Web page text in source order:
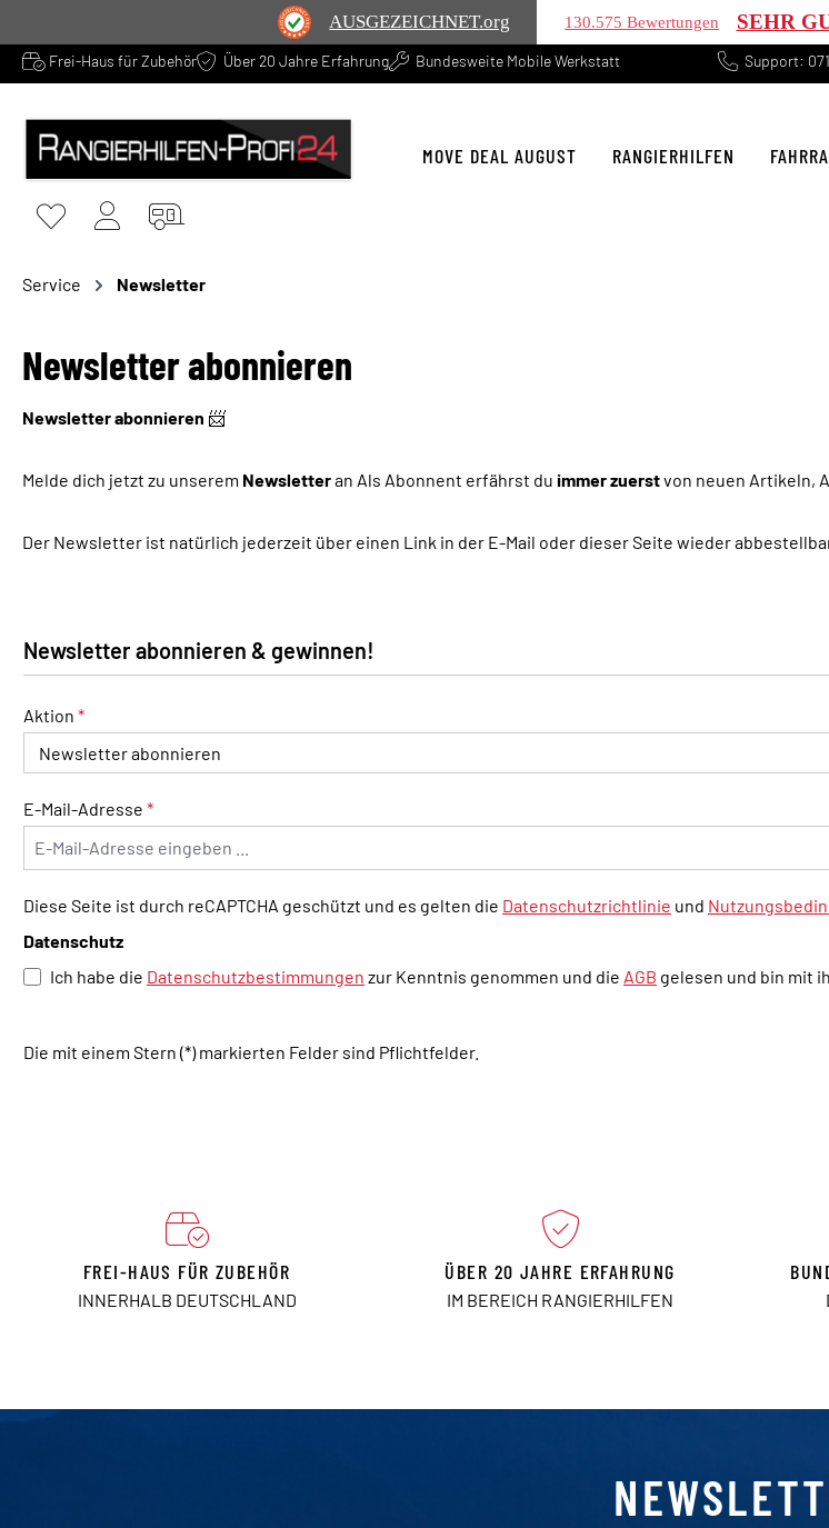
AUSGEZEICHNET.org 130.575 Bewertungen SEHR
Zur Hauptnavigation springen
Frei-Haus für Zubehör Über 20 Jahre Erfahrung Bundesweite Mobile Werkstatt Support:
MOVE DEAL AUGUST RANGIERHILFEN
Service Newsletter
Newsletter abonnieren
Newsletter abonnieren 📨
Melde dich jetzt zu unserem Newsletteran Als Abonnent erfährst du immer zuerstvon neuen Artikeln,
Der Newsletter ist natürlich jederzeit über einen Link in der E-Mail oder dieser Seite wieder
Newsletter abonnieren & gewinnen!
Aktion *
E-Mail-Adresse *
Diese Seite ist durch reCAPTCHA geschützt und es gelten die Datenschutzrichtlinie und
Datenschutz
Ich habe die Datenschutzbestimmungen zur Kenntnis genommen und die AGB gelesen und bin mit
Die mit einem Stern (*) markierten Felder sind Pflichtfelder.
FREI-HAUS FÜR ZUBEHÖR
INNERHALB DEUTSCHLAND
ÜBER 20 JAHRE ERFAHRUNG
IM BEREICH RANGIERHILFEN